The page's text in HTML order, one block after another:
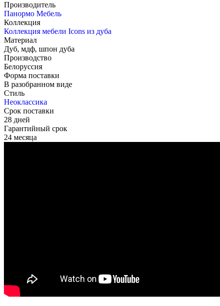
Производитель
Панормо Мебель
Коллекция
Коллекция мебели Icons из дуба
Материал
Дуб, мдф, шпон дуба
Производство
Белоруссия
Форма поставки
В разобранном виде
Стиль
Неоклассика
Срок поставки
28 дней
Гарантийный срок
24 месяца